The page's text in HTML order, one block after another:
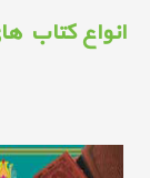
انواع کتاب